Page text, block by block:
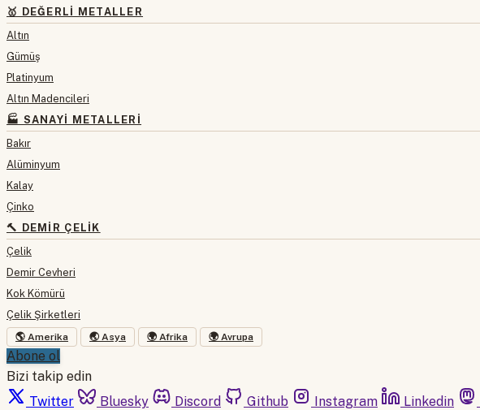
🥇 DEĞERLI METALLER
Altın
Gümüş
Platinyum
Altın Madencileri
🏭 SANAYI METALLERI
Bakır
Alüminyum
Kalay
Çinko
🔨 DEMIR ÇELIK
Çelik
Demir Cevheri
Kok Kömürü
Çelik Şirketleri
🌎 Amerika 🌏 Asya 🌍 Afrika 🌍 Avrupa
Abone ol
Bizi takip edin
Twitter
Bluesky Discord Github Instagram Linkedin